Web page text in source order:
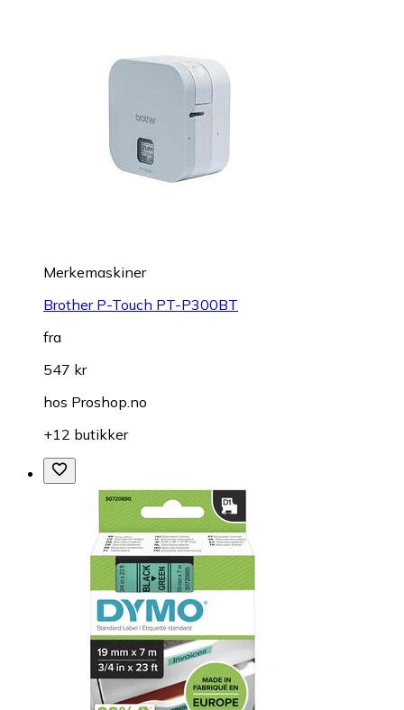
Merkemaskiner
Brother P-Touch PT-P300BT
fra
547 kr
hos Proshop.no
+12 butikker